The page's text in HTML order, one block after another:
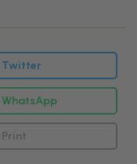
Twitter
WhatsApp
Print